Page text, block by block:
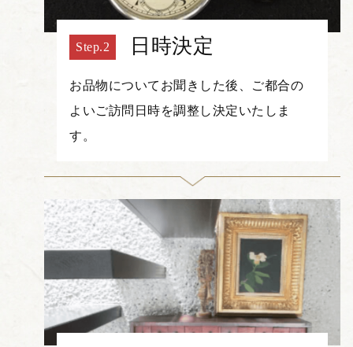
日時決定
お品物についてお聞きした後、ご都合の
よいご訪問日時を調整し決定いたしま
す。